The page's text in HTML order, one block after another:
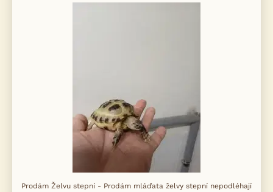
Prodám Želvu stepní - Prodám mláďata želvy stepní nepodléhají